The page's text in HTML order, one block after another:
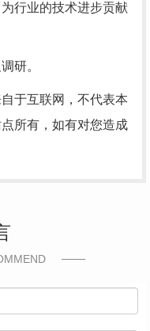
行业的技术进步贡献
研。
于互联网，不代表本
所有，如有对您造成